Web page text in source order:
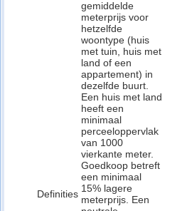
Definities
gemiddelde
meterprijs voor
hetzelfde
woontype (huis
met tuin, huis met
land of een
appartement) in
dezelfde buurt.
Een huis met land
heeft een
minimaal
perceeloppervlak
van 1000
vierkante meter.
Goedkoop betreft
een minimaal
15% lagere
meterprijs. Een